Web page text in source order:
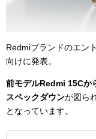
Redmiブランドのエン
向けに発表。
前モデルRedmi 15Cか
スペックダウンが図ら
となっています。